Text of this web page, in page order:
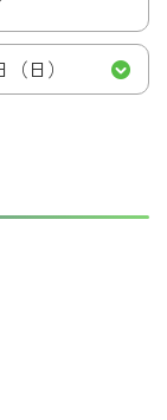
日）